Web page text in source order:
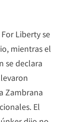
Liberty se
mientras el
se declara
Zambrana
El